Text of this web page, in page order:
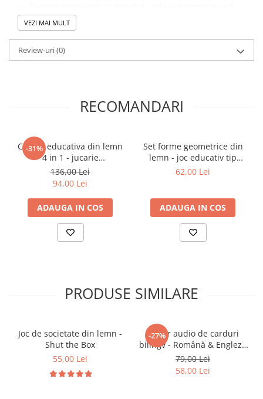
individuală sau în deplasare
Recomandată copiilor 3 ani+
🎓Beneficii educaționale:
coordonării mână-ochi prin asamblarea pieselor
Stimulează gândirea logică, recunoașterea
Cultivă creativitatea și imaginația prin
"repararea" și construirea de obiecte
Promovează independența și încrederea prin
experiențe de joacă productive
Ideal pentru:
Copii 3 ani+
VEZI MAI MULT
Review-uri(0)
RECOMANDARI
-31%
Casuta educativa din lemn
4 in 1 - jucarie
multifunctionala pentru
motricitate, sortare
136,00 Lei
94,00 Lei
ADAUGA IN COS
Set forme geometrice din
lemn - joc educativ tip
Montessori pentru copii
62,00 Lei
ADAUGA IN COS
PRODUSE SIMILARE
Joc de societate din lemn -
Shut the Box
55,00 Lei
-27%
Cititor audio de carduri
bilingv - Română & Engleză
Albastru (224 carduri / 448
cuvinte)
79,00 Lei
58,00 Lei